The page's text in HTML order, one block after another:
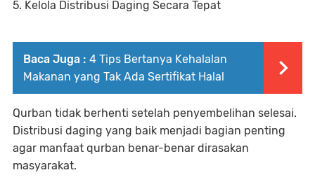
5. Kelola Distribusi Daging Secara Tepat
Baca Juga : 4 Tips Bertanya Kehalalan
Makanan yang Tak Ada Sertifikat Halal
Qurban tidak berhenti setelah penyembelihan selesai.
Distribusi daging yang baik menjadi bagian penting
agar manfaat qurban benar-benar dirasakan
masyarakat.